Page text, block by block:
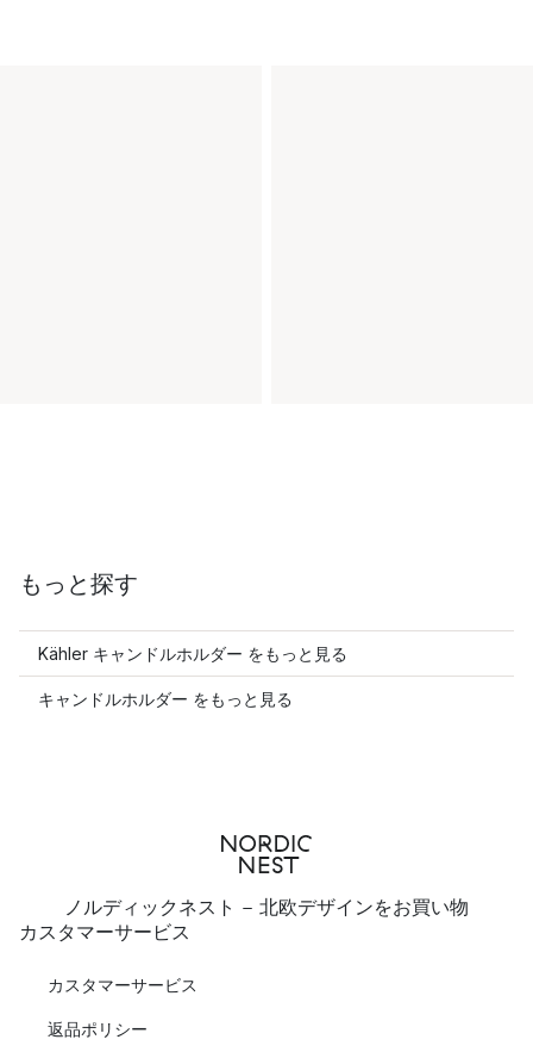
もっと探す
Kähler キャンドルホルダー をもっと見る
キャンドルホルダー をもっと見る
ノルディックネスト - 北欧デザインをお買い物
カスタマーサービス
カスタマーサービス
返品ポリシー